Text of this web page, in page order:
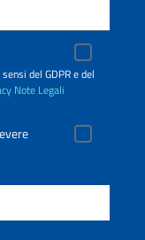
del GDPR e del
Note Legali